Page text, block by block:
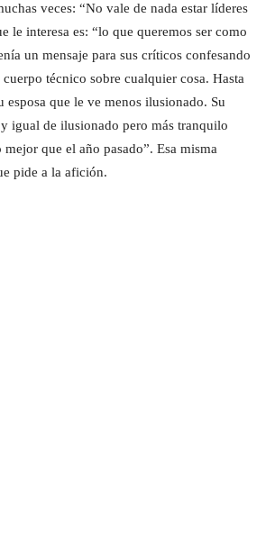
veces: “No vale de nada estar líderes
le interesa es: “lo que queremos ser como
un mensaje para sus críticos confesando
técnico sobre cualquier cosa. Hasta
esposa que le ve menos ilusionado. Su
igual de ilusionado pero más tranquilo
que el año pasado”. Esa misma
pide a la afición.